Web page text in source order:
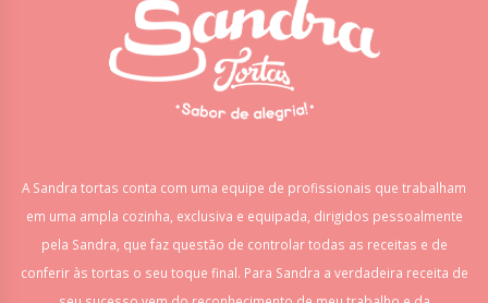
A Sandra tortas conta com uma equipe de profissionais que trabalham
em uma ampla cozinha, exclusiva e equipada, dirigidos pessoalmente
pela Sandra, que faz questão de controlar todas as receitas e de
conferir às tortas o seu toque final. Para Sandra a verdadeira receita de